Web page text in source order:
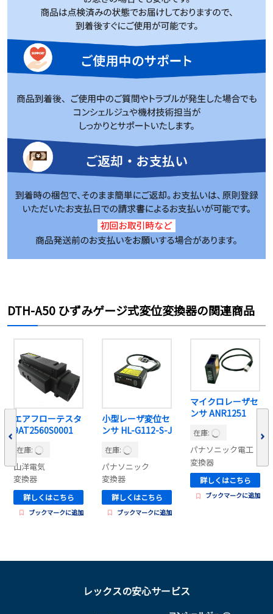
DTH-A50 ひずみゲージ式変位変換器の関連商品
エアフローテスタ
9AT2560S0001
在庫:
山洋電気
変換器
詳しくはこちら
ブックマークに追加
小型レーザ変位セ
ンサ HL-G112-S-J
在庫:
パナソニック
変換器
詳しくはこちら
ブックマークに追加
マイクロレーザセ
ンサ ANR1251
在庫:
パナソニック電工
変換器
詳しくはこちら
ブックマークに追加
レックスの安心サービス